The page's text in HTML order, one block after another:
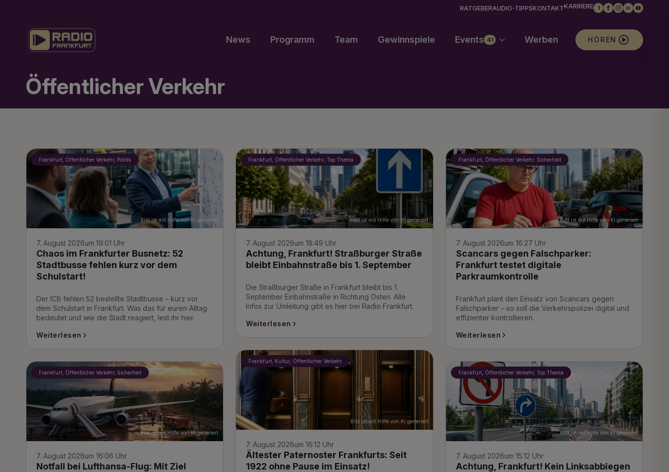
RATGEBERAUDIO-TIPPSKONTAKTKARRIERE 1
News Programm Team Gewinnspiele Events 41 Werben HÖREN
Öffentlicher Verkehr
Frankfurt, Öffentlicher Verkehr, Politik
Bild ist mit Hilfe von KI generiert
7. August 2026um 19:01 Uhr
Chaos im Frankfurter Busnetz: 52
Stadtbusse fehlen kurz vor dem
Schulstart!
Der ICB fehlen 52 bestellte Stadtbusse – kurz vor
dem Schulstart in Frankfurt. Was das für euren Alltag
bedeutet und wie die Stadt reagiert, lest ihr hier.
Weiterlesen
Frankfurt, Öffentlicher Verkehr, Top Thema
Bild ist mit Hilfe von KI generiert
7. August 2026um 18:49 Uhr
Achtung, Frankfurt! Straßburger Straße
bleibt Einbahnstraße bis 1. September
Die Straßburger Straße in Frankfurt bleibt bis 1.
September Einbahnstraße in Richtung Osten. Alle
Infos zur Umleitung gibt es hier bei Radio Frankfurt.
Weiterlesen
Frankfurt, Öffentlicher Verkehr, Sicherheit
Bild ist mit Hilfe von KI generiert
7. August 2026um 16:27 Uhr
Scancars gegen Falschparker:
Frankfurt testet digitale
Parkraumkontrolle
Frankfurt plant den Einsatz von Scancars gegen
Falschparker – so soll die Verkehrspolizei digital und
effizienter kontrollieren.
Weiterlesen
Frankfurt, Kultur, Öffentlicher Verkehr
Bild ist mit Hilfe von KI generiert
7. August 2026um 16:12 Uhr
Ältester Paternoster Frankfurts: Seit
1922 ohne Pause im Einsatz!
Frankfurt, Öffentlicher Verkehr, Sicherheit
Bild ist mit Hilfe von KI generiert
7. August 2026um 16:06 Uhr
Notfall bei Lufthansa-Flug: Mit Ziel
Frankfurt, Öffentlicher Verkehr, Top Thema
Bild ist mit Hilfe von KI generiert
7. August 2026um 15:12 Uhr
Achtung, Frankfurt! Kein Linksabbiegen